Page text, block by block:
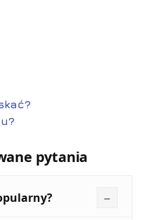
pytania